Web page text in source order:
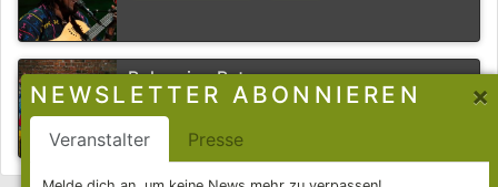
Bohemian Betyars
Balkan Punk Folk ×
NEWSLETTER ABONNIEREN
Veranstalter Presse